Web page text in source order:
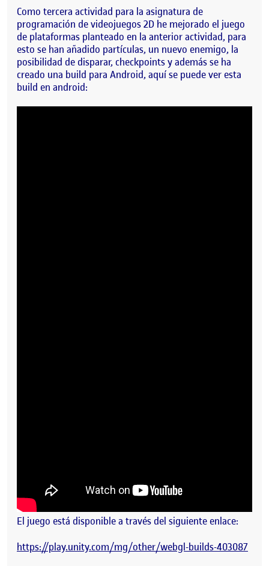
Como tercera actividad para la asignatura de
programación de videojuegos 2D he mejorado el juego
de plataformas planteado en la anterior actividad, para
esto se han añadido partículas, un nuevo enemigo, la
posibilidad de disparar, checkpoints y además se ha
creado una build para Android, aquí se puede ver esta
build en android:
El juego está disponible a través del siguiente enlace:
https://play.unity.com/mg/other/webgl-builds-403087